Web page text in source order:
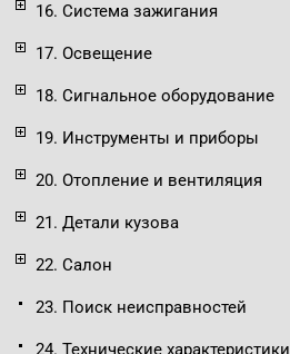
16. Система зажигания
17. Освещение
18. Сигнальное оборудование
19. Инструменты и приборы
20. Отопление и вентиляция
21. Детали кузова
22. Салон
23. Поиск неисправностей
24. Технические характеристики